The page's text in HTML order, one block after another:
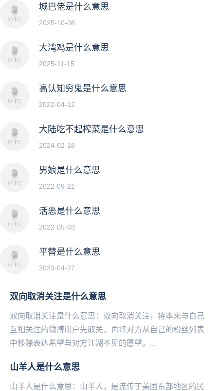
城巴佬是什么意思
2025-10-08
大湾鸡是什么意思
2025-11-15
高认知穷鬼是什么意思
2022-04-12
大陆吃不起榨菜是什么意思
2024-02-18
男娘是什么意思
2022-09-21
活恶是什么意思
2022-05-03
平替是什么意思
2023-04-27
双向取消关注是什么意思
双向取消关注是什么意思：双向取消关注，将本来与自己
互相关注的微博用户先取关，再将对方从自己的粉丝列表
中移除表达希望与对方江湖不见的愿望。...
山羊人是什么意思
山羊人是什么意思：山羊人，是流传于美国东部地区的民